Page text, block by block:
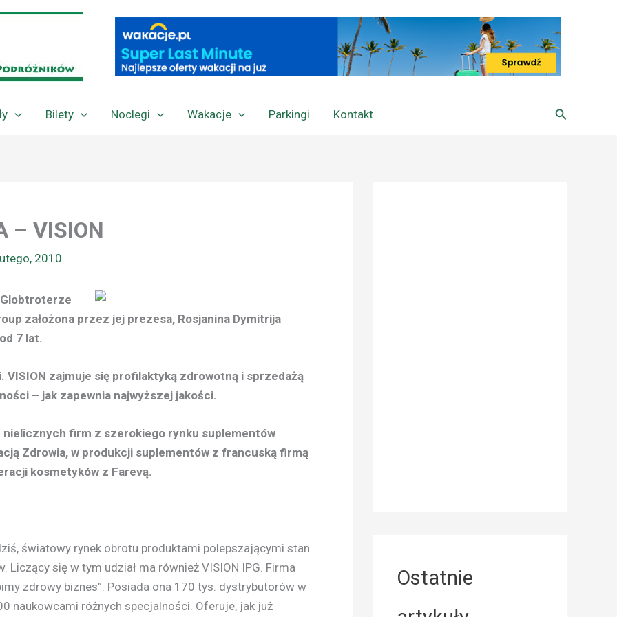
Bilety Noclegi Wakacje Parkingi Kontakt Szukaj
– VISION
2010
założona przez jej prezesa, Rosjanina Dymitrija
7 lat.
VISION zajmuje się profilaktyką zdrowotną i sprzedażą
– jak zapewnia najwyższej jakości.
nielicznych firm z szerokiego rynku suplementów
Zdrowia, w produkcji suplementów z francuską firmą
kosmetyków z Farevą.
światowy rynek obrotu produktami polepszającymi stan
się w tym udział ma również VISION IPG. Firma
zdrowy biznes”. Posiada ona 170 tys. dystrybutorów w
naukowcami różnych specjalności. Oferuje, jak już
Ostatnie